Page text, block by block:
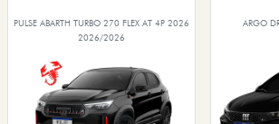
PULSE ABARTH TURBO 270 FLEX AT 4P 2026
2026/2026
ARGO